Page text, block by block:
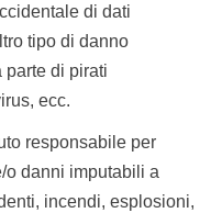
di dati
tipo di danno
parte di pirati
ecc.
responsabile per
danni imputabili a
incendi, esplosioni,